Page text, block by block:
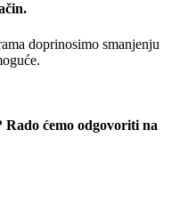
doprinosimo smanjenju
ćemo odgovoriti na